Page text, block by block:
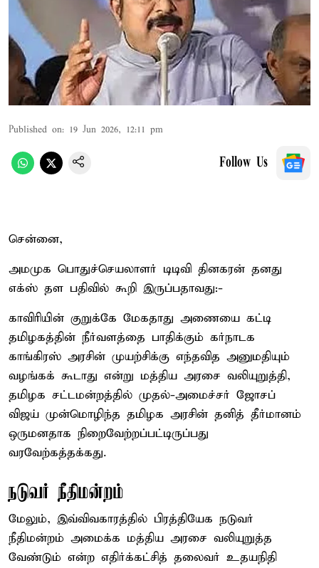
Published on: 19 Jun 2026, 12:11 pm
Follow Us
சென்னை,
அமமுக பொதுச்செயலாளர் டிடிவி தினகரன் தனது
எக்ஸ் தள பதிவில் கூறி இருப்பதாவது:-
காவிரியின் குறுக்கே மேகதாது அணையை கட்டி
தமிழகத்தின் நீர்வளத்தை பாதிக்கும் கர்நாடக
காங்கிரஸ் அரசின் முயற்சிக்கு எந்தவித அனுமதியும்
வழங்கக் கூடாது என்று மத்திய அரசை வலியுறுத்தி,
தமிழக சட்டமன்றத்தில் முதல்-அமைச்சர் ஜோசப்
விஜய் முன்மொழிந்த தமிழக அரசின் தனித் தீர்மானம்
ஒருமனதாக நிறைவேற்றப்பட்டிருப்பது
வரவேற்கத்தக்கது.
நடுவர் நீதிமன்றம்
மேலும், இவ்விவகாரத்தில் பிரத்தியேக நடுவர்
நீதிமன்றம் அமைக்க மத்திய அரசை வலியுறுத்த
வேண்டும் என்ற எதிர்க்கட்சித் தலைவர் உதயநிதி